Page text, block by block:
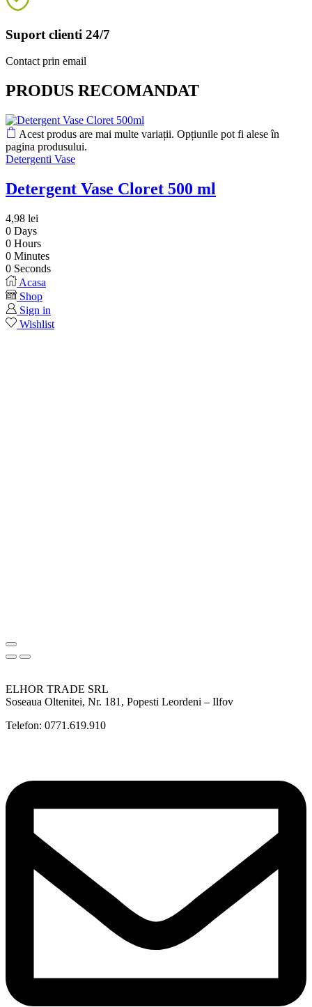
Suport clienti 24/7
Contact prin email
PRODUS RECOMANDAT
Acest produs are mai multe variații. Opțiunile pot fi alese în
pagina produsului.
Detergenti Vase
Detergent Vase Cloret 500 ml
4,98 lei
0 Days
0 Hours
0 Minutes
0 Seconds
Acasa
Shop
Sign in
Wishlist
ELHOR TRADE SRL
Soseaua Oltenitei, Nr. 181, Popesti Leordeni – Ilfov
Telefon: 0771.619.910